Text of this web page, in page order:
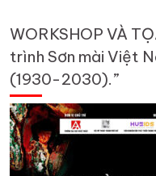
WORKSHOP VÀ
trình Sơn mài Việt
(1930-2030).”